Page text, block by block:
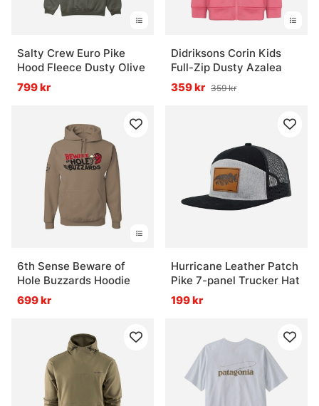
Salty Crew Euro Pike
Hood Fleece Dusty Olive
799 kr
Didriksons Corin Kids
Full-Zip Dusty Azalea
359 kr 359 kr
6th Sense Beware of
Hole Buzzards Hoodie
699 kr
Hurricane Leather Patch
Pike 7-panel Trucker Hat
199 kr